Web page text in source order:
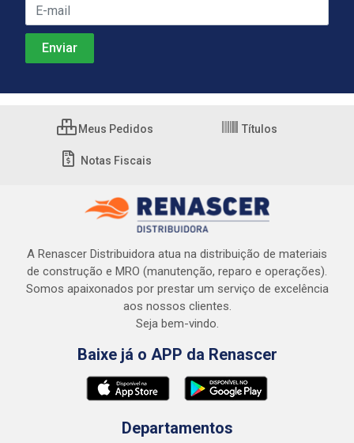
Meus Pedidos Títulos
Notas Fiscais
A Renascer Distribuidora atua na distribuição de materiais
de construção e MRO (manutenção, reparo e operações).
Somos apaixonados por prestar um serviço de excelência
aos nossos clientes.
Seja bem-vindo.
Baixe já o APP da Renascer
Departamentos